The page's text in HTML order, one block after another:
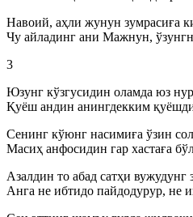
Навоий, аҳли жунун зумрасиға
Чу айладинг ани Мажнун,
3
Юзунг кўзгусидин оламда юз
Қуёш андин анингдекким
Сенинг кўюнг насимиға ўзин
Масиҳ анфосидин гар хастаға
Азалдин то абад сатҳи вужудунг
Анга не ибтидо пайдодурур, не